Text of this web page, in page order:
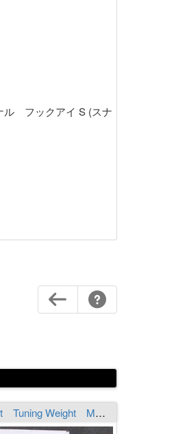
ル フックアイ S (スナ
Haneda Craft Tuning Weight M（6-7g）